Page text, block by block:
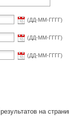
(ДД-ММ-ГГГГ)
(ДД-ММ-ГГГГ)
(ДД-ММ-ГГГГ)
результатов на